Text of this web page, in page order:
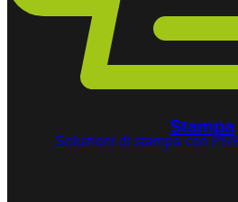
Stampa
Soluzioni di stampa con